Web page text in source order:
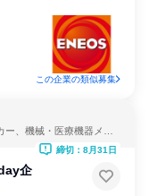
この企業の類似募集
、機械・医療機器メー
企
締切：8月31日